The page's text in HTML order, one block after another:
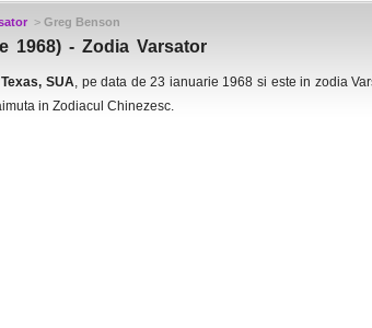
> Greg Benson
1968) - Zodia Varsator
SUA, pe data de 23 ianuarie 1968 si este in zodia
in Zodiacul Chinezesc.